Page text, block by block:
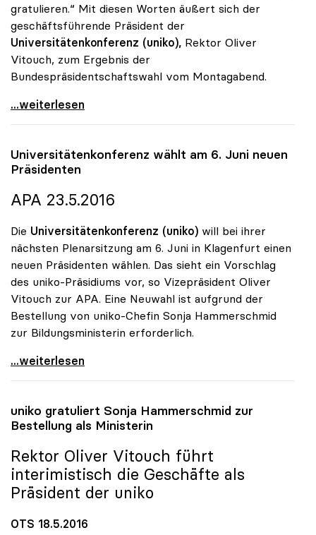
gratulieren.“ Mit diesen Worten äußert sich der
geschäftsführende Präsident der
Universitätenkonferenz (uniko), Rektor Oliver
Vitouch, zum Ergebnis der
Bundespräsidentschaftswahl vom Montagabend.
uniko gratuliert dem neuen Bundespräsidenten
...weiterlesen
Universitätenkonferenz wählt am 6. Juni neuen
Präsidenten
APA 23.5.2016
Die Universitätenkonferenz (uniko) will bei ihrer
nächsten Plenarsitzung am 6. Juni in Klagenfurt einen
neuen Präsidenten wählen. Das sieht ein Vorschlag
des uniko-Präsidiums vor, so Vizepräsident Oliver
Vitouch zur APA. Eine Neuwahl ist aufgrund der
Bestellung von uniko-Chefin Sonja Hammerschmid
zur Bildungsministerin erforderlich.
Universitätenkonferenz wählt am 6. Juni neuen
...weiterlesen
uniko gratuliert Sonja Hammerschmid zur
Bestellung als Ministerin
Rektor Oliver Vitouch führt
interimistisch die Geschäfte als
Präsident der uniko
OTS 18.5.2016